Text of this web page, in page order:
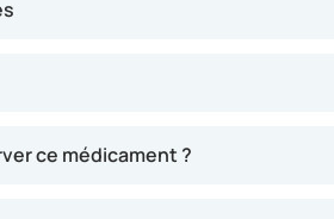
ce médicament ?